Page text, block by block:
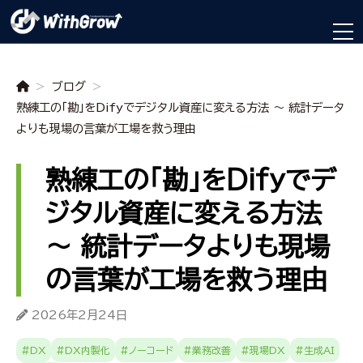
> ブログ >
熟練工の「勘」をDifyでデジタル資産に変える方法 ～ 統計データ
よりも現場の言葉が工場を救う理由
熟練工の「勘」をDifyでデ
ジタル資産に変える方法
～ 統計データよりも現場
の言葉が工場を救う理由
2026年2月24日
#DX #DX内製化 #ノーコード #業務改善 #現場DX #生成AI